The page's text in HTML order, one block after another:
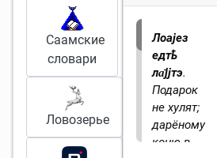
Саамские
словари
Ловозерье
Лоајез
едтҍ
ла̄јјтэ.
Подарок
не хулят;
дарёному
коню в